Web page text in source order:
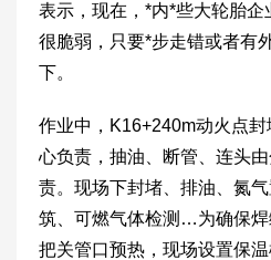
表示，现在，*内*些大轮胎
很脆弱，只要*步走错或者有
下。
作业中，K16+240m动火点
心负责，抽油、断管、连头
责。现场下封堵、排油、氮
筑、可燃气体检测…为确保
把关管口预热，现场设置保